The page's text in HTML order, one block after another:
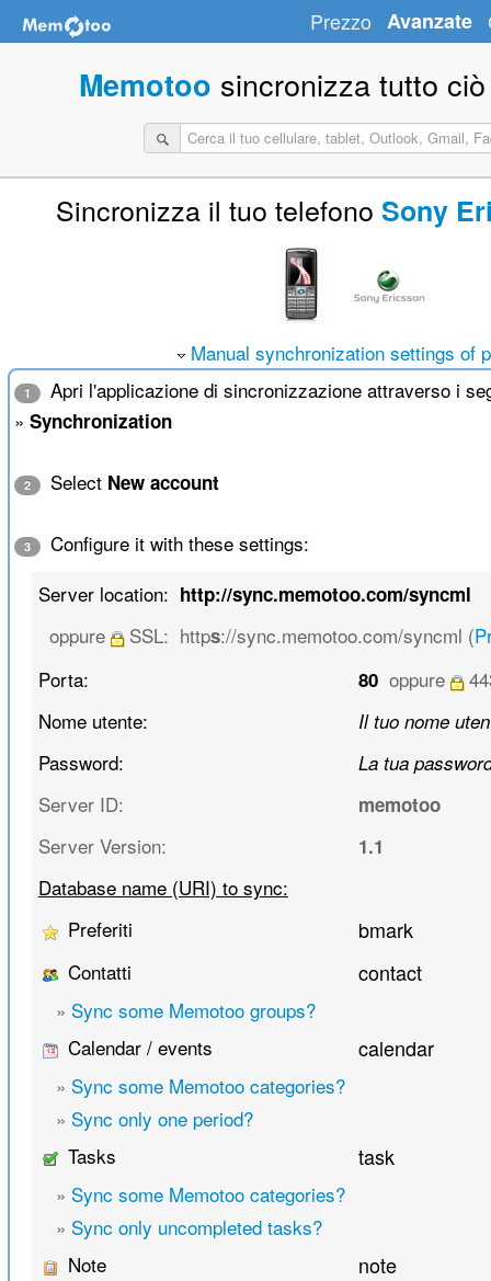
Prezzo Avanzate
Memotoo sincronizza tutto
Sincronizza il tuo telefono Sony
Manual synchronization settings of
1
Apri l'applicazione di sincronizzazione attraverso i
» Synchronization
2 Select New account
3
Configure it with these settings:
Server location: http://sync.memotoo.com/syncml
oppure SSL: https://sync.memotoo.com/syncml (
Porta:
80 oppure
Nome utente:
Il tuo nome
Password: La tua
Server ID: memotoo
Server Version: 1.1
Database name (URI) to sync:
Preferiti
bmark
Contatti contact
» Sync some Memotoo groups?
Calendar / events
calendar
» Sync some Memotoo categories?
» Sync only one period?
Tasks
task
» Sync some Memotoo categories?
» Sync only uncompleted tasks?
Note
note